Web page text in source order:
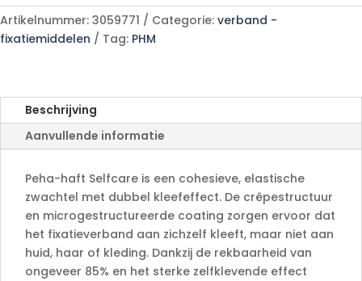
1
p/s
l
t
e
a
t
Artikelnummer: 3059771 Categorie: verband -
fixatiemiddelen
Tag: PHM
Beschrijving
Aanvullende informatie
Peha-haft Selfcare is een cohesieve, elastische
zwachtel met dubbel kleefeffect. De crêpestructuur
en microgestructureerde coating zorgen ervoor dat
het fixatieverband aan zichzelf kleeft, maar niet aan
huid, haar of kleding. Dankzij de rekbaarheid van
ongeveer 85% en het sterke zelfklevende effect